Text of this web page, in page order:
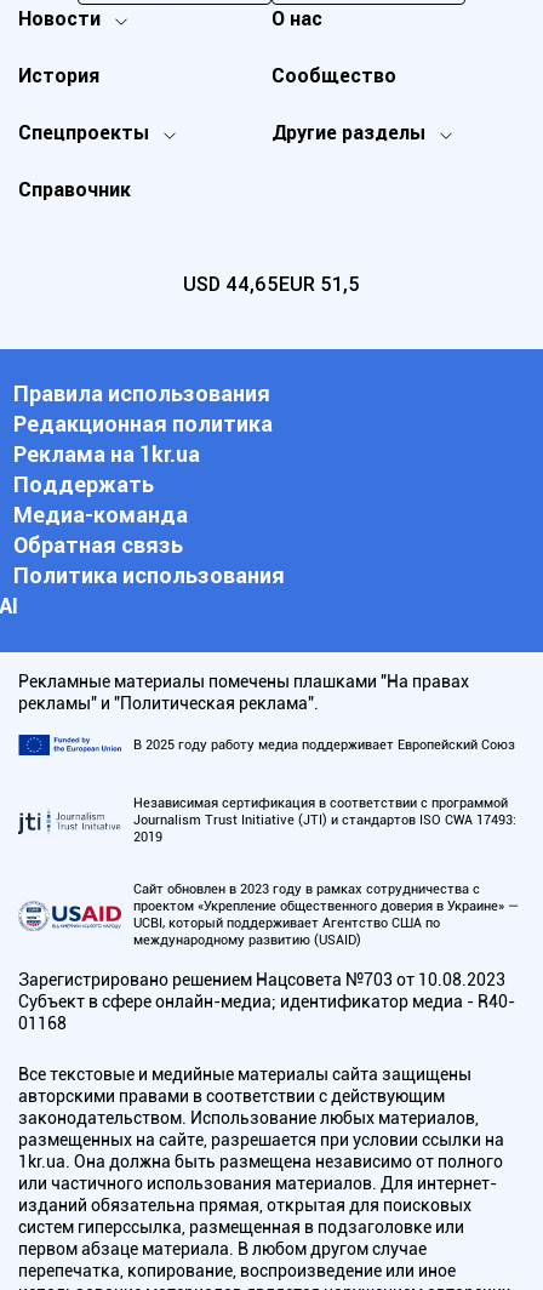
Новости
Спецпроекты Другие разделы
История
О нас
Справочник
Сообщество
USD 44,65EUR 51,5
Правила использования
Редакционная политика
Реклама на 1kr.ua
Поддержать
Медиа-команда
Обратная связь
Политика использования
АI
Рекламные материалы помечены плашками "На правах
рекламы" и "Политическая реклама".
В 2025 году работу медиа поддерживает Европейский Союз
Независимая сертификация в соответствии с программой
Journalism Trust Initiative (JTI) и стандартов ISO CWA 17493:
2019
Сайт обновлен в 2023 году в рамках сотрудничества с
проектом «Укрепление общественного доверия в Украине» —
UCBI, который поддерживает Агентство США по
международному развитию (USAID)
Зарегистрировано решением Нацсовета №703 от 10.08.2023
Субъект в сфере онлайн-медиа; идентификатор медиа - R40-
01168
Все текстовые и медийные материалы сайта защищены
авторскими правами в соответствии с действующим
законодательством. Использование любых материалов,
размещенных на сайте, разрешается при условии ссылки на
1kr.ua. Она должна быть размещена независимо от полного
или частичного использования материалов. Для интернет-
изданий обязательна прямая, открытая для поисковых
систем гиперссылка, размещенная в подзаголовке или
первом абзаце материала. В любом другом случае
перепечатка, копирование, воспроизведение или иное